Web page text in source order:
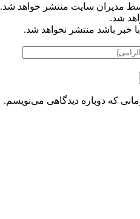
مدیران سایت منتشر خواهد شد.
شد.
خبر باشد منتشر نخواهد شد.
که دوباره دیدگاهی می‌نویسم.